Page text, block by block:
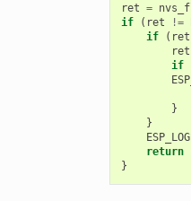
ret =
if
( ret !=
if
( ret
ret
if
}
}
return
}